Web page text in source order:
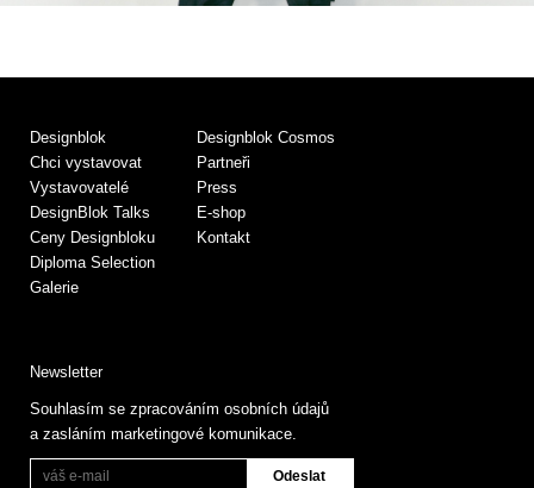
Designblok
Chci vystavovat
Vystavovatelé
DesignBlok Talks
Ceny Designbloku
Diploma Selection
Galerie
Designblok Cosmos
Partneři
Press
E-shop
Kontakt
Newsletter
Souhlasím se zpracováním osobních údajů
a zasláním marketingové komunikace.